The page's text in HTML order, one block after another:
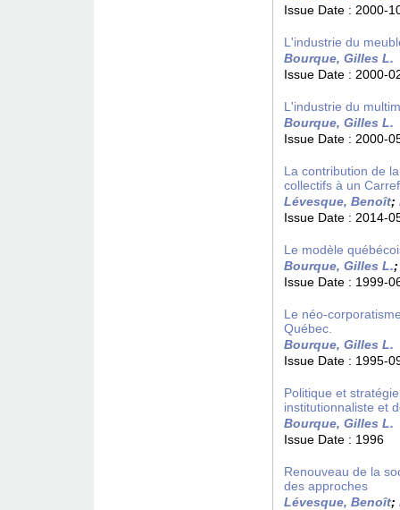
Issue Date : 2000-
L'industrie du
Bourque, Gilles L.
Issue Date : 2000-
L'industrie du
Bourque, Gilles L.
Issue Date : 2000-
La contribution de
collectifs à un
Lévesque, Benoît;
Issue Date : 2014-
Le modèle
Bourque, Gilles L.
Issue Date : 1999-
Le néo-
Québec.
Bourque, Gilles L.
Issue Date : 1995-
Politique et
institutionnaliste et
Bourque, Gilles L.
Issue Date : 1996
Renouveau de la
des approches
Lévesque, Benoît;